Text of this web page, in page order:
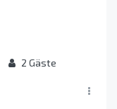
2 Gäste